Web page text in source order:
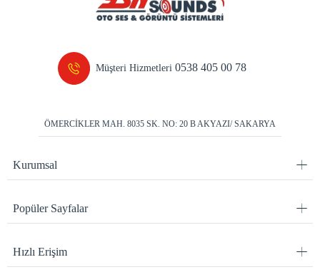
Müşteri Hizmetleri0538 405 00 78
ÖMERCİKLER MAH. 8035 SK. NO: 20 B AKYAZI/ SAKARYA
Kurumsal
Popüler Sayfalar
Hızlı Erişim